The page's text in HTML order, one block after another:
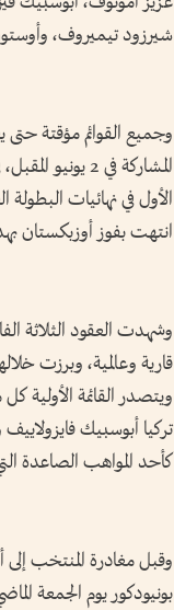
شيرزود تيميروف،
المشاركة في
انتهت بفوز أوزبكستان بهدف دون
وشهدت العقود الثلاثة
قارية وعالمية، وبرزت
ويتصدر القائمة الأولية
تركيا أبوسبيك
كأحد المواهب الصاعدة
وقبل مغادرة المنتخب
بونيودكور يوم الجمعة